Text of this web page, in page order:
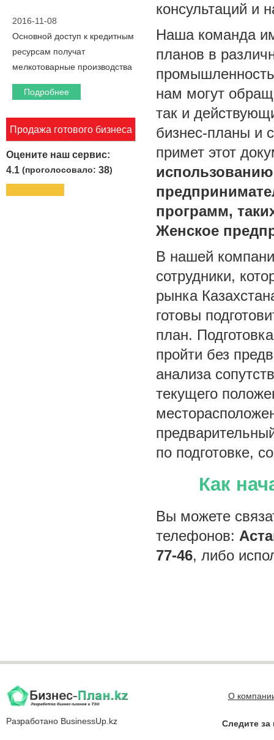
2016-11-08
Основной доступ к кредитным
ресурсам получат
мелкотоварные производства
Подробнее
Продажа готового бизнеса
Оцените наш сервис:
4.1 (проголосовало:38)
консультаций и
Наша команда
планов в
нам могут
так и
бизнес-планы и
примет этот
программ,
Женское
В нашей
сотрудники,
рынка
готовы
план.
пройти без
анализа
текущего
по подготовке,
Как
Вы можете
телефонов:
77-46, либо
Разработано BusinessUp.kz
О
Следите за